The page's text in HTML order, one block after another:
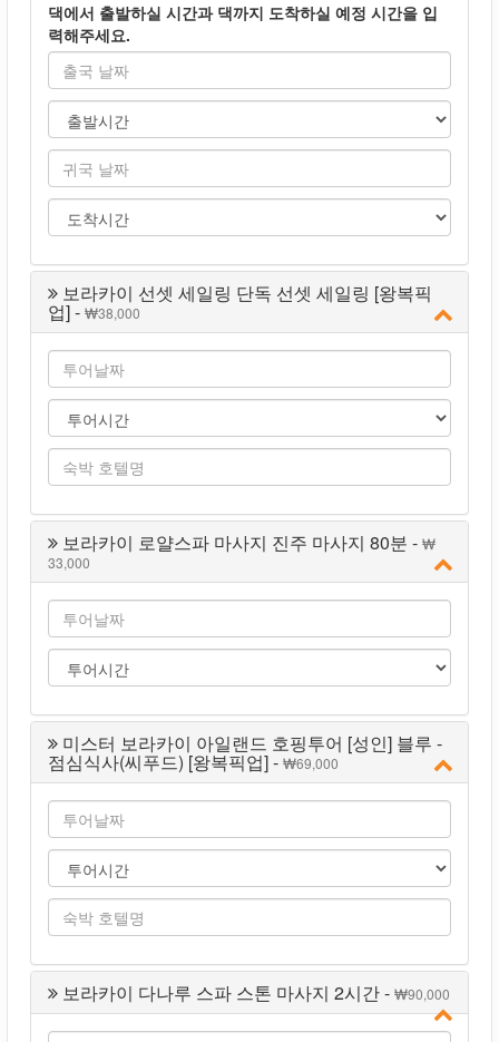
댁에서 출발하실 시간과 댁까지 도착하실 예정 시간을 입
력해주세요.
보라카이 선셋 세일링 단독 선셋 세일링 [왕복픽
업] - 38,000
보라카이 로얄스파 마사지 진주 마사지 80분 -
33,000
미스터 보라카이 아일랜드 호핑투어 [성인] 블루 -
점심식사(씨푸드) [왕복픽업] - 69,000
보라카이 다나루 스파 스톤 마사지 2시간 - 90,000